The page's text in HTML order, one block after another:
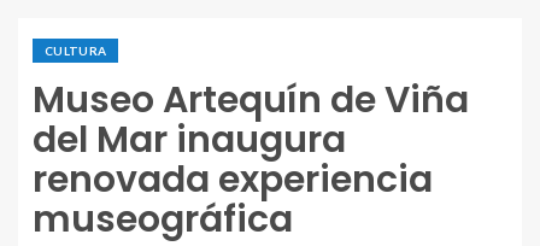
CULTURA
Museo Artequín de Viña
del Mar inaugura
renovada experiencia
museográfica